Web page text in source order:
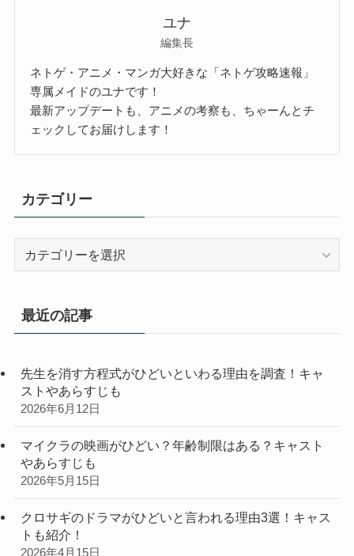
ユナ
編集長
ネトゲ・アニメ・マンガ大好きな「ネトゲ攻略速報」
専属メイドのユナです！
最新アップデートも、アニメの考察も、ちゃーんとチ
ェックしてお届けします！
カテゴリー
リ
最近の記事
先生を消す方程式がひどいといわる理由を調査！キャ
ストやあらすじも
2026年6月12日
マイクラの映画がひどい？年齢制限はある？キャスト
やあらすじも
2026年5月15日
クロサギのドラマがひどいと言われる理由3選！キャス
トも紹介！
2026年4月15日